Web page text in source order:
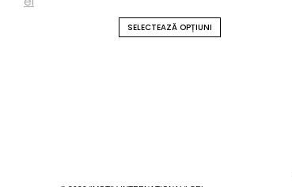
SELECTEAZĂ OPȚIUNI